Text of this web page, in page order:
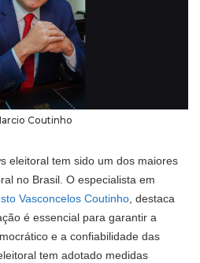
Coutinho
eleitoral tem sido um dos maiores
no Brasil. O especialista em
Vasconcelos Coutinho , destaca
é essencial para garantir a
e a confiabilidade das
tem adotado medidas